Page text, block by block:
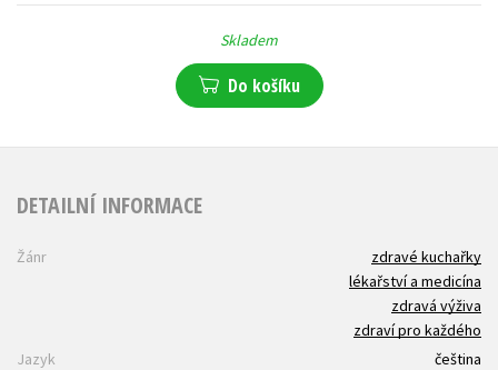
Skladem
Do košíku
DETAILNÍ INFORMACE
Žánr
zdravé kuchařky
lékařství a medicína
zdravá výživa
zdraví pro každého
Jazyk
čeština